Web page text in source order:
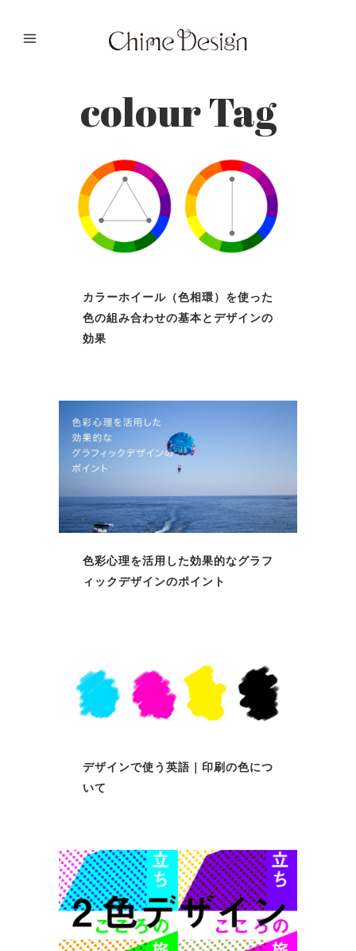
colour Tag
カラーホイール（色相環）を使った
色の組み合わせの基本とデザインの
効果
色彩心理を活用した効果的なグラフ
ィックデザインのポイント
デザインで使う英語｜印刷の色につ
いて